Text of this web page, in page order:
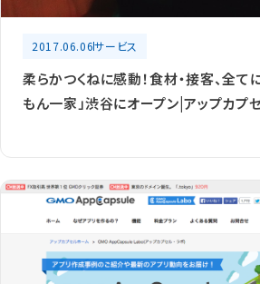
2017.06.06サービス
柔らかつくねに感動！食材・接客、全て
もん一家」渋谷にオープン|アップカプ